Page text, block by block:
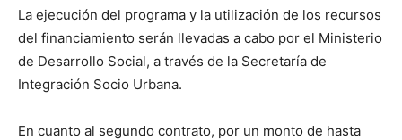
La ejecución del programa y la utilización de los recursos
del financiamiento serán llevadas a cabo por el Ministerio
de Desarrollo Social, a través de la Secretaría de
Integración Socio Urbana.
En cuanto al segundo contrato, por un monto de hasta